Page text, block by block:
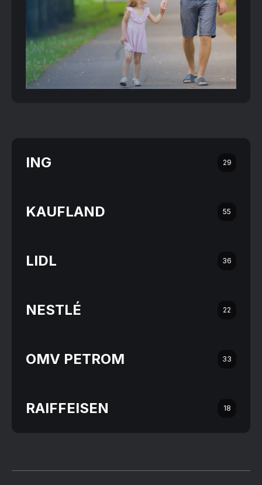
ING 29
KAUFLAND 55
LIDL 36
NESTLÉ 22
OMV PETROM 33
RAIFFEISEN 18